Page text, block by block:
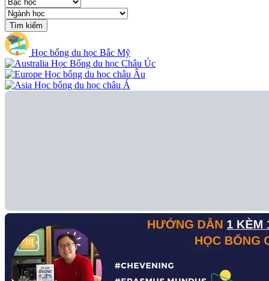
Tìm kiếm
Học bổng du học Bắc Mỹ
Học Bổng du học Châu Úc
Học bổng du học châu Âu
Học bổng du học châu Á